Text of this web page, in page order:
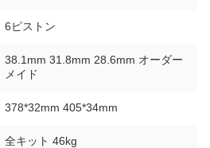
6ピストン
38.1mm 31.8mm 28.6mm オーダー
メイド
378*32mm 405*34mm
全キット 46kg